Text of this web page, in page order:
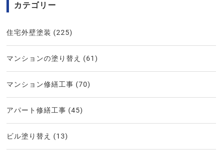
カテゴリー
住宅外壁塗装 (225)
マンションの塗り替え (61)
マンション修繕工事 (70)
アパート修繕工事 (45)
ビル塗り替え (13)